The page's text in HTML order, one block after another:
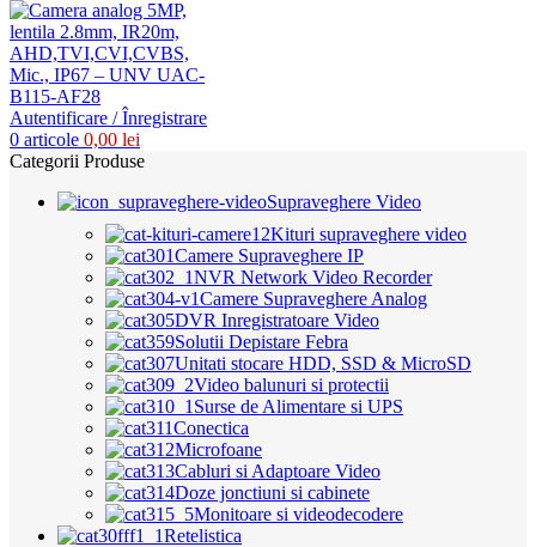
Autentificare / Înregistrare
0 articole 0,00 lei
Categorii Produse
Supraveghere Video
Kituri supraveghere video
Camere Supraveghere IP
NVR Network Video Recorder
Camere Supraveghere Analog
DVR Inregistratoare Video
Solutii Depistare Febra
Unitati stocare HDD, SSD & MicroSD
Video balunuri si protectii
Surse de Alimentare si UPS
Conectica
Microfoane
Cabluri si Adaptoare Video
Doze jonctiuni si cabinete
Monitoare si videodecodere
Retelistica